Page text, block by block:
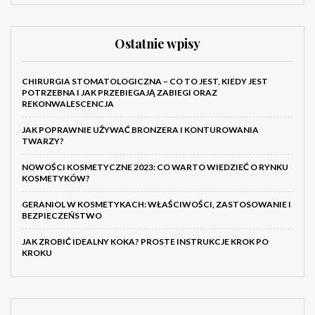
Ostatnie wpisy
CHIRURGIA STOMATOLOGICZNA – CO TO JEST, KIEDY JEST
POTRZEBNA I JAK PRZEBIEGAJĄ ZABIEGI ORAZ
REKONWALESCENCJA
JAK POPRAWNIE UŻYWAĆ BRONZERA I KONTUROWANIA
TWARZY?
NOWOŚCI KOSMETYCZNE 2023: CO WARTO WIEDZIEĆ O RYNKU
KOSMETYKÓW?
GERANIOL W KOSMETYKACH: WŁAŚCIWOŚCI, ZASTOSOWANIE I
BEZPIECZEŃSTWO
JAK ZROBIĆ IDEALNY KOKA? PROSTE INSTRUKCJE KROK PO
KROKU